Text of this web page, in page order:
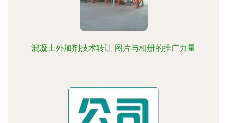
混凝土外加剂技术转让 图片与相册的推广力量